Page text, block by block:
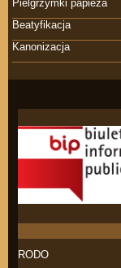
Pielgrzymki papieża
Beatyfikacja
Kanonizacja
RODO